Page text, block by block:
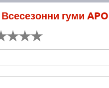
Всесезонни гуми